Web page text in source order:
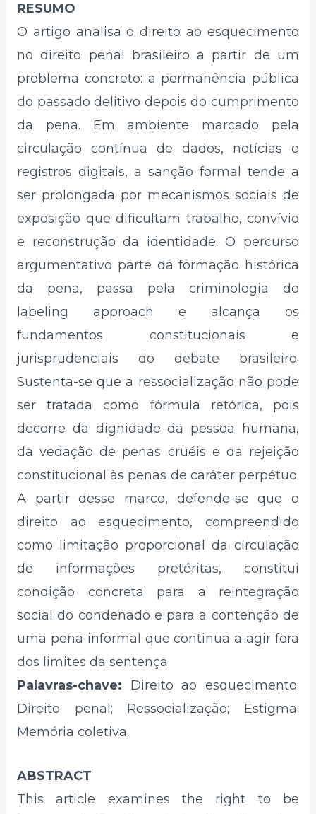
RESUMO
O artigo analisa o direito ao esquecimento
no direito penal brasileiro a partir de um
problema concreto: a permanência pública
do passado delitivo depois do cumprimento
da pena. Em ambiente marcado pela
circulação contínua de dados, notícias e
registros digitais, a sanção formal tende a
ser prolongada por mecanismos sociais de
exposição que dificultam trabalho, convívio
e reconstrução da identidade. O percurso
argumentativo parte da formação histórica
da pena, passa pela criminologia do
labeling approach e alcança os
fundamentos constitucionais e
jurisprudenciais do debate brasileiro.
Sustenta-se que a ressocialização não pode
ser tratada como fórmula retórica, pois
decorre da dignidade da pessoa humana,
da vedação de penas cruéis e da rejeição
constitucional às penas de caráter perpétuo.
A partir desse marco, defende-se que o
direito ao esquecimento, compreendido
como limitação proporcional da circulação
de informações pretéritas, constitui
condição concreta para a reintegração
social do condenado e para a contenção de
uma pena informal que continua a agir fora
dos limites da sentença.
Palavras-chave: Direito ao esquecimento;
Direito penal; Ressocialização; Estigma;
Memória coletiva.
ABSTRACT
This article examines the right to be